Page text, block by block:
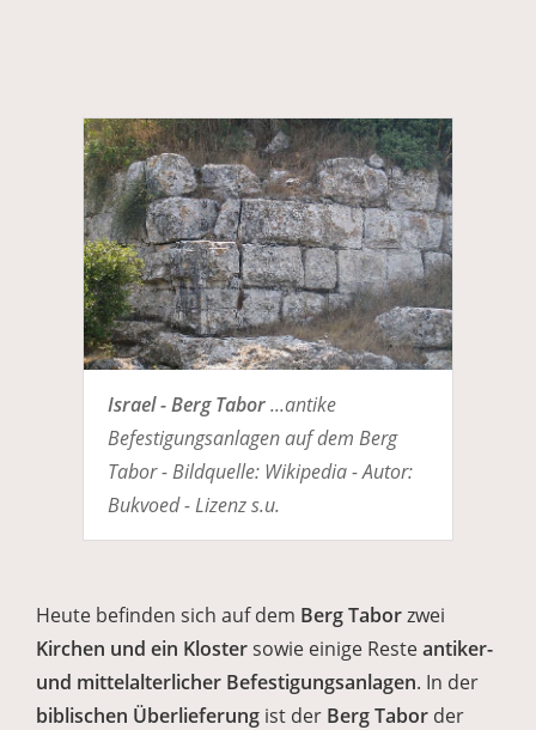
Israel - Berg Tabor...antike
Befestigungsanlagen auf dem Berg
Tabor - Bildquelle: Wikipedia - Autor:
Bukvoed - Lizenz s.u.
Heute befinden sich auf dem Berg Taborzwei
Kirchen und ein Klostersowie einige Resteantiker-
und mittelalterlicher Befestigungsanlagen. In der
biblischen Überlieferung ist der Berg Tabor der